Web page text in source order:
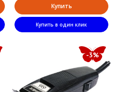
Купить
Купить в один клик
-3%